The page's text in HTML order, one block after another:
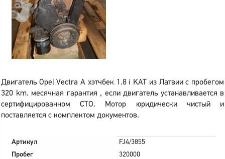
Двигатель Opel Vectra A хэтчбек 1.8 i KAT из Латвии с пробегом
320 km. месячная гарантия , если двигатель устанавливается в
сертифицированном СТО. Мотор юридически чистый и
поставляется с комплектом документов.
Артикул
FJ4/3855
Пробег
320000